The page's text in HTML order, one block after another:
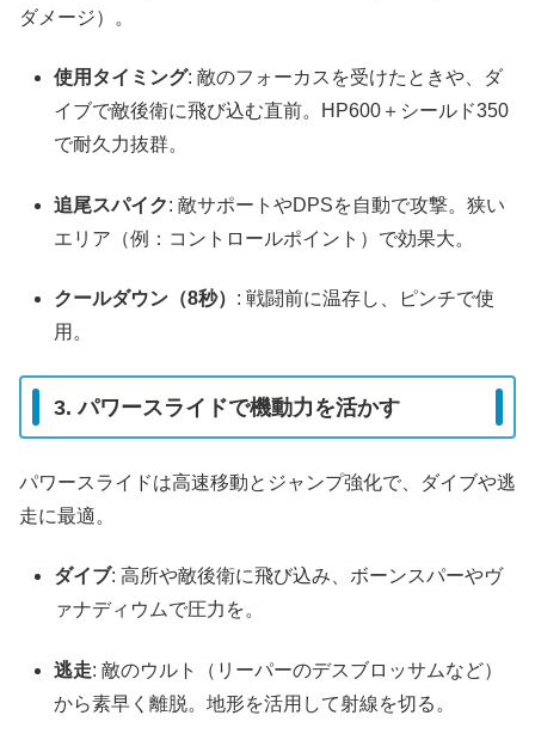
ダメージ）。
使用タイミング: 敵のフォーカスを受けたときや、ダ
イブで敵後衛に飛び込む直前。HP600＋シールド350
で耐久力抜群。
追尾スパイク: 敵サポートやDPSを自動で攻撃。狭い
エリア（例：コントロールポイント）で効果大。
クールダウン（8秒） : 戦闘前に温存し、ピンチで使
用。
3. パワースライドで機動力を活かす
パワースライドは高速移動とジャンプ強化で、ダイブや逃
走に最適。
ダイブ: 高所や敵後衛に飛び込み、ボーンスパーやヴ
ァナディウムで圧力を。
逃走: 敵のウルト（リーパーのデスブロッサムなど）
から素早く離脱。地形を活用して射線を切る。